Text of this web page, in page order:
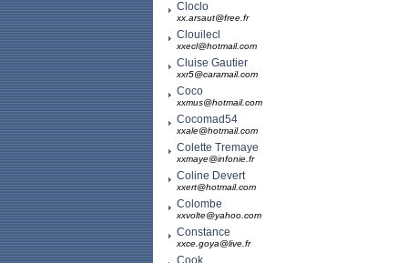
Cloclo
xx.arsaut@free.fr
Clouilecl
xxecl@hotmail.com
Cluise Gautier
xxr5@caramail.com
Coco
xxmus@hotmail.com
Cocomad54
xxale@hotmail.com
Colette Tremaye
xxmaye@infonie.fr
Coline Devert
xxert@hotmail.com
Colombe
xxvolte@yahoo.com
Constance
xxce.goya@live.fr
Cook